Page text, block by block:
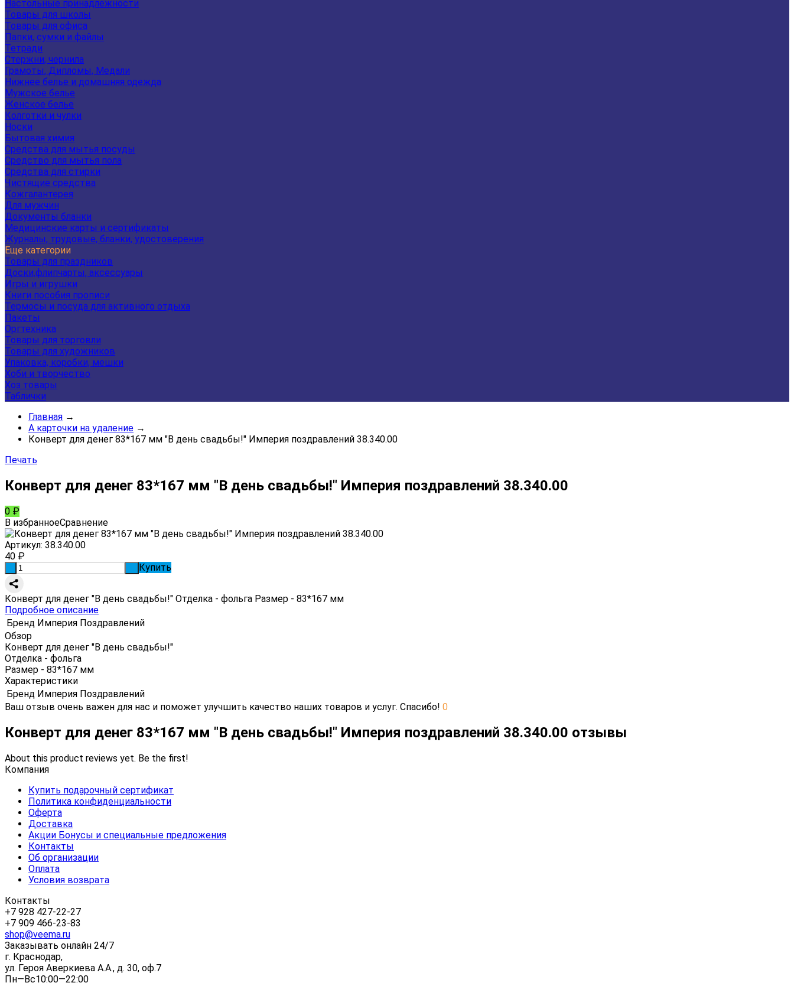
Настольные принадлежности
Товары для школы
Товары для офиса
Папки, сумки и файлы
Тетради
Стержни, чернила
Грамоты, Дипломы, Медали
Нижнее белье и домашняя одежда
Мужское белье
Женское белье
Колготки и чулки
Носки
Бытовая химия
Средства для мытья посуды
Средство для мытья пола
Средства для стирки
Чистящие средства
Кожгалантерея
Для мужчин
Документы бланки
Медицинские карты и сертификаты
Журналы, трудовые, бланки, удостоверения
Еще категории
Товары для праздников
Доски,флипчарты, аксессуары
Игры и игрушки
Книги пособия прописи
Термосы и посуда для активного отдыха
Пакеты
Оргтехника
Товары для торговли
Товары для художников
Упаковка, коробки, мешки
Хоби и творчество
Хоз товары
Таблички
Главная →
А карточки на удаление →
Конверт для денег 83*167 мм "В день свадьбы!" Империя поздравлений 38.340.00
Печать
Конверт для денег 83*167 мм "В день свадьбы!" Империя поздравлений 38.340.00
0 ₽
В избранноеСравнение
Артикул: 38.340.00
40 ₽
Купить
Конверт для денег "В день свадьбы!" Отделка - фольга Размер - 83*167 мм
Подробное описание
Бренд Империя Поздравлений
Обзор
Конверт для денег "В день свадьбы!"
Отделка - фольга
Размер - 83*167 мм
Характеристики
Бренд Империя Поздравлений
Ваш отзыв очень важен для нас и поможет улучшить качество наших товаров и услуг. Спасибо! 0
Конверт для денег 83*167 мм "В день свадьбы!" Империя поздравлений 38.340.00 отзывы
About this product reviews yet. Be the first!
Компания
Купить подарочный сертификат
Политика конфиденциальности
Оферта
Доставка
Акции Бонусы и специальные предложения
Контакты
Об организации
Оплата
Условия возврата
Контакты
+7 928 427-22-27
+7 909 466-23-83
shop@veema.ru
Заказывать онлайн 24/7
г. Краснодар,
ул. Героя Аверкиева А.А., д. 30, оф.7
Пн—Вс10:00—22:00